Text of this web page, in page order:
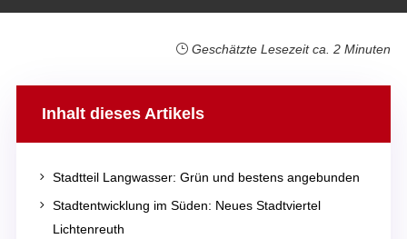
Geschätzte Lesezeit ca. 2 Minuten
Inhalt dieses Artikels
5 Stadtteil Langwasser: Grün und bestens angebunden
5 Stadtentwicklung im Süden: Neues Stadtviertel
Lichtenreuth